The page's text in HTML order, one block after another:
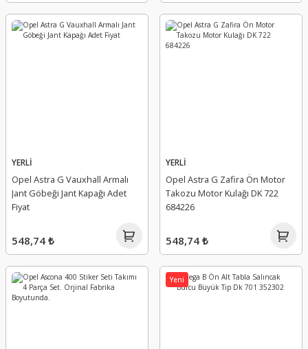
YERLİ
Opel Astra G Vauxhall Armalı
Jant Göbeği Jant Kapağı Adet
Fiyat
548,74 ₺
YERLİ
Opel Astra G Zafira Ön Motor
Takozu Motor Kulağı DK 722
684226
548,74 ₺
Yeni